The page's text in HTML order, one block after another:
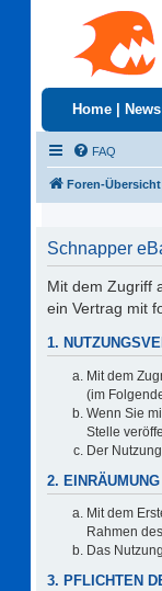
Home News
FAQ
Foren-Übersicht
Schnapper
Mit dem Zugriff
ein Vertrag mit
1.
Mit dem
(im
Wenn Sie
Stelle
Der
2.
Mit dem
Rahmen
Das
3. PFLICHTEN